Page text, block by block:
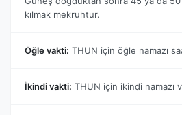
kılmak mekruhtur.
Öğle vakti: THUN için öğle namazı
İkindi vakti: THUN için ikindi namazı